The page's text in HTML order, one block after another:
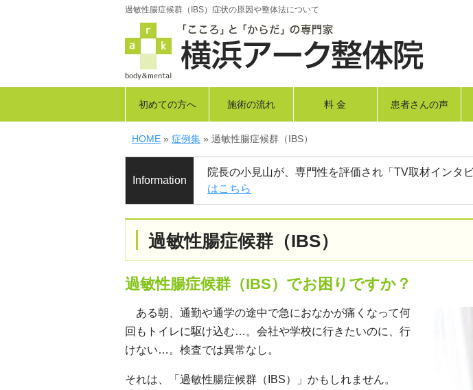
過敏性腸症候群（IBS）症状の原因や整体法について
初めての方へ 施術の流れ 料 金 患者さんの声
HOME » 症例集 » 過敏性腸症候群（IBS）
Information
院長の小見山が、専門性を評価され「TV取材インタ
はこちら
過敏性腸症候群（IBS）
過敏性腸症候群（IBS）でお困りですか？
ある朝、通勤や通学の途中で急におなかが痛くなって何
回もトイレに駆け込む…。会社や学校に行きたいのに、行
けない…。検査では異常なし。
それは、「過敏性腸症候群（IBS）」かもしれません。